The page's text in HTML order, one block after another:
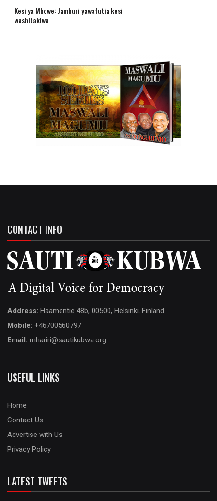
Kesi ya Mbowe: Jamhuri yawafutia kesi
washitakiwa
CONTACT INFO
Address: Haamentie 48b, 00500, Helsinki, Finland
Mobile: +46700560797
Email: mhariri@sautikubwa.org
USEFUL LINKS
Home
Contact Us
Advertise with Us
Privacy Policy
LATEST TWEETS